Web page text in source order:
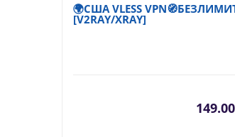
🌍США VLESS
[V2RAY/XRAY]
149.00